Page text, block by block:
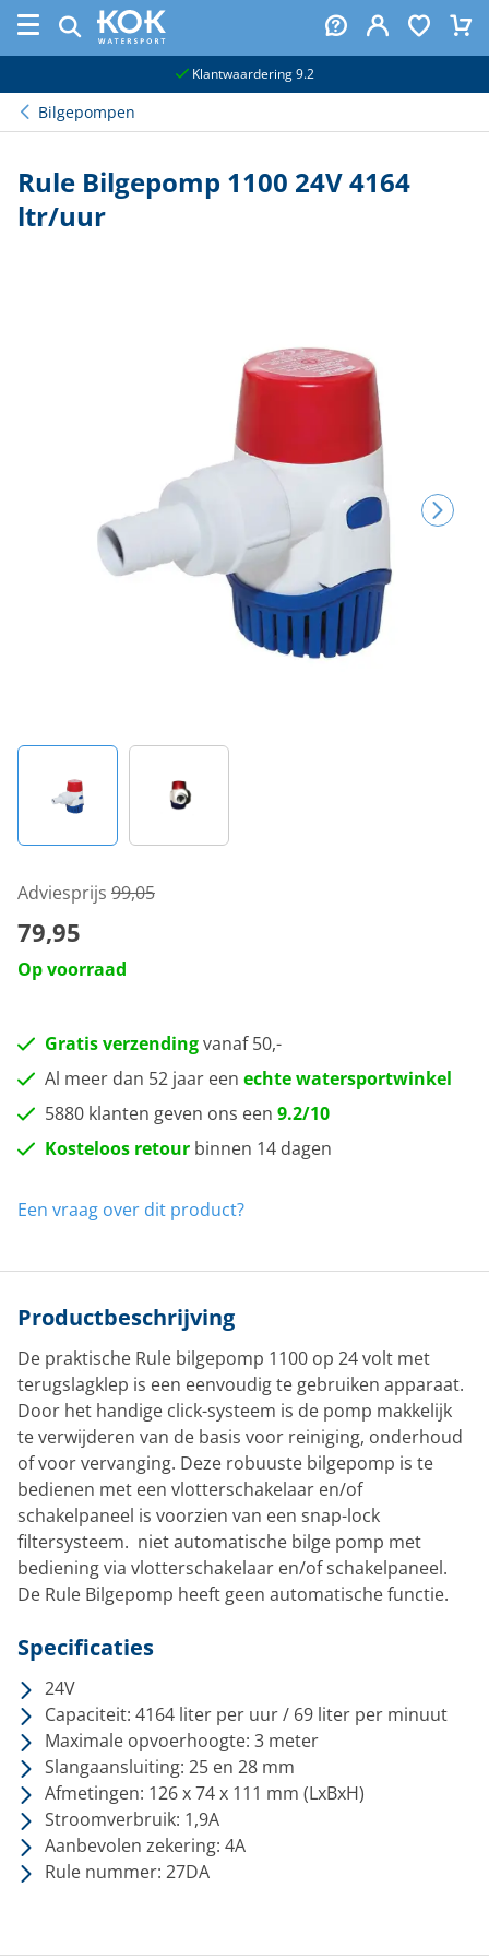
Klantwaardering 9.2
Bilgepompen
Rule Bilgepomp 1100 24V 4164
ltr/uur
Adviesprijs 99,05
79,95
Op voorraad
Gratis verzendingvanaf 50,-
Al meer dan 52 jaar een echte watersportwinkel
5880 klanten geven ons een 9.2/10
Kosteloos retour binnen 14 dagen
Een vraag over dit product?
Productbeschrijving
De praktische Rule bilgepomp 1100 op 24 volt met
terugslagklep is een eenvoudig te gebruiken apparaat.
Door het handige click-systeem is de pomp makkelijk
te verwijderen van de basis voor reiniging, onderhoud
of voor vervanging. Deze robuuste bilgepomp is te
bedienen met een vlotterschakelaar en/of
schakelpaneel is voorzien van een snap-lock
filtersysteem. niet automatische bilge pomp met
bediening via vlotterschakelaar en/of schakelpaneel.
De Rule Bilgepomp heeft geen automatische functie.
Specificaties
24V
Capaciteit: 4164 liter per uur / 69 liter per minuut
Maximale opvoerhoogte: 3 meter
Slangaansluiting: 25 en 28 mm
Afmetingen: 126 x 74 x 111 mm (LxBxH)
Stroomverbruik: 1,9A
Aanbevolen zekering: 4A
Rule nummer: 27DA